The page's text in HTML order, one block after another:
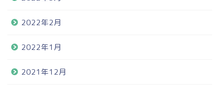
2022年2月
2022年1月
2021年12月